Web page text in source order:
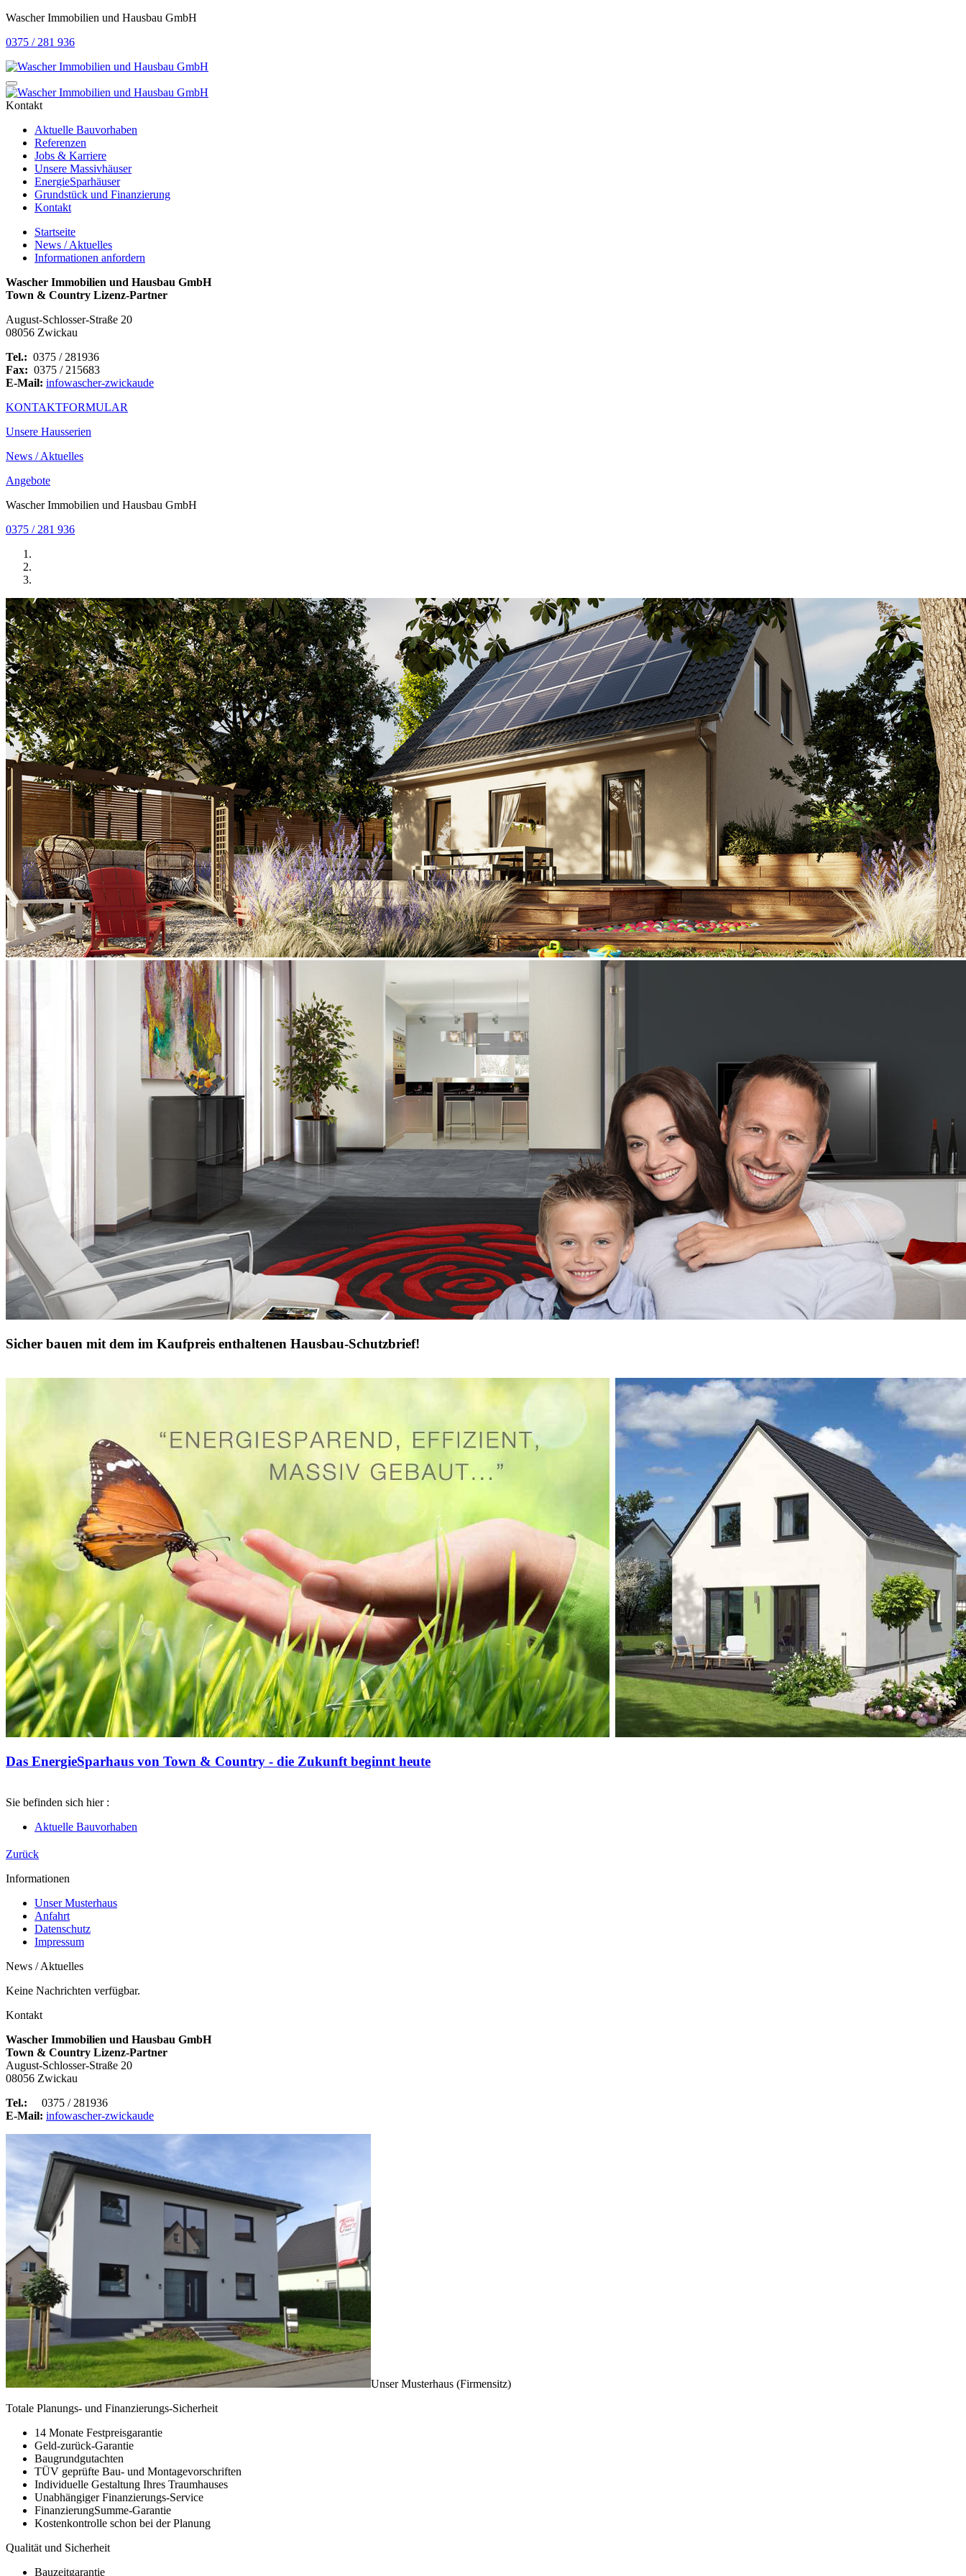
Wascher Immobilien und Hausbau GmbH
0375 / 281 936
Kontakt
Aktuelle Bauvorhaben
Referenzen
Jobs & Karriere
Unsere Massivhäuser
EnergieSparhäuser
Grundstück und Finanzierung
Kontakt
Startseite
News / Aktuelles
Informationen anfordern
Wascher Immobilien und Hausbau GmbH
Town & Country Lizenz-Partner
August-Schlosser-Straße 20
08056 Zwickau
Tel.: 0375 / 281936
Fax: 0375 / 215683
E-Mail: infowascher-zwickaude
KONTAKTFORMULAR
Unsere Hausserien
News / Aktuelles
Angebote
Wascher Immobilien und Hausbau GmbH
0375 / 281 936
Sicher bauen mit dem im Kaufpreis enthaltenen Hausbau-Schutzbrief!
Das EnergieSparhaus von Town & Country - die Zukunft beginnt heute
Sie befinden sich hier :
Aktuelle Bauvorhaben
Zurück
Informationen
Unser Musterhaus
Anfahrt
Datenschutz
Impressum
News / Aktuelles
Keine Nachrichten verfügbar.
Kontakt
Wascher Immobilien und Hausbau GmbH
Town & Country Lizenz-Partner
August-Schlosser-Straße 20
08056 Zwickau
Tel.: 0375 / 281936
E-Mail: infowascher-zwickaude
Unser Musterhaus (Firmensitz)
Totale Planungs- und Finanzierungs-Sicherheit
14 Monate Festpreisgarantie
Geld-zurück-Garantie
Baugrundgutachten
TÜV geprüfte Bau- und Montagevorschriften
Individuelle Gestaltung Ihres Traumhauses
Unabhängiger Finanzierungs-Service
FinanzierungSumme-Garantie
Kostenkontrolle schon bei der Planung
Qualität und Sicherheit
Bauzeitgarantie